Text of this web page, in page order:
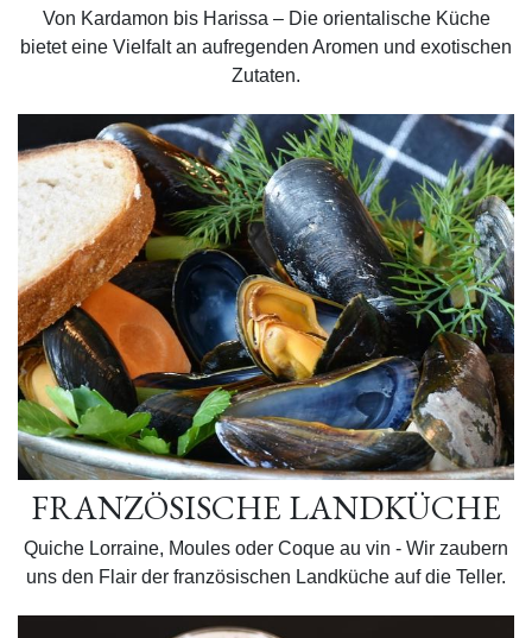
Von Kardamon bis Harissa – Die orientalische Küche
bietet eine Vielfalt an aufregenden Aromen und exotischen
Zutaten.
FRANZÖSISCHE LANDKÜCHE
Quiche Lorraine, Moules oder Coque au vin - Wir zaubern
uns den Flair der französischen Landküche auf die Teller.